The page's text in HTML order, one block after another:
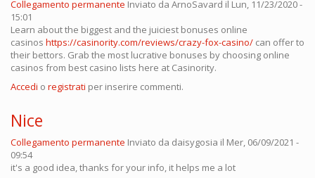
Collegamento permanente Inviato da ArnoSavard il Lun, 11/23/2020 -
15:01
Learn about the biggest and the juiciest bonuses online
casinos https://casinority.com/reviews/crazy-fox-casino/ can offer to
their bettors. Grab the most lucrative bonuses by choosing online
casinos from best casino lists here at Casinority.
Accedi o registrati per inserire commenti.
Nice
Collegamento permanente Inviato da daisygosia il Mer, 06/09/2021 -
09:54
it's a good idea, thanks for your info, it helps me a lot